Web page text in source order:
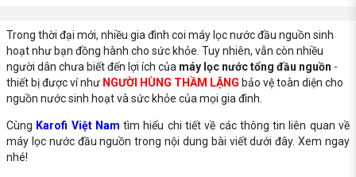
Trong thời đại mới, nhiều gia đình coi máy lọc nước đầu nguồn sinh
hoạt như bạn đồng hành cho sức khỏe. Tuy nhiên, vẫn còn nhiều
người dân chưa biết đến lợi ích của máy lọc nước tổng đầu nguồn -
thiết bị được ví như NGƯỜI HÙNG THẦM LẶNG bảo vệ toàn diện cho
nguồn nước sinh hoạt và sức khỏe của mọi gia đình.
Cùng Karofi Việt Nam tìm hiểu chi tiết về các thông tin liên quan về
máy lọc nước đầu nguồn trong nội dung bài viết dưới đây. Xem ngay
nhé!